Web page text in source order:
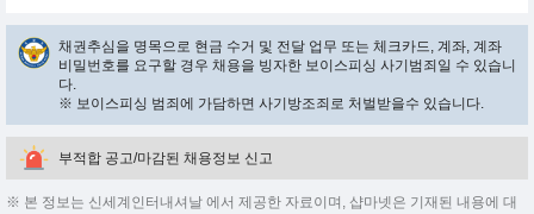
채권추심을 명목으로 현금 수거 및 전달 업무 또는 체크카드, 계좌, 계좌
비밀번호를 요구할 경우 채용을 빙자한 보이스피싱 사기범죄일 수 있습니
다.
※ 보이스피싱 범죄에 가담하면 사기방조죄로 처벌받을수 있습니다.
부적합 공고/마감된 채용정보 신고
※ 본 정보는 신세계인터내셔날 에서 제공한 자료이며, 샵마넷은 기재된 내용에 대